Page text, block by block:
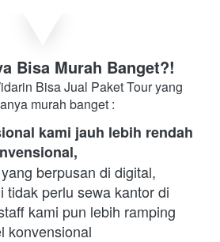
Bisa Murah Banget?!
Bisa Jual Paket Tour yang
murah banget :
kami jauh lebih rendah
berpusan di digital,
tidak perlu sewa kantor di
kami pun lebih ramping
konvensional